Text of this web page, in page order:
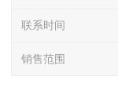
联系时间
销售范围